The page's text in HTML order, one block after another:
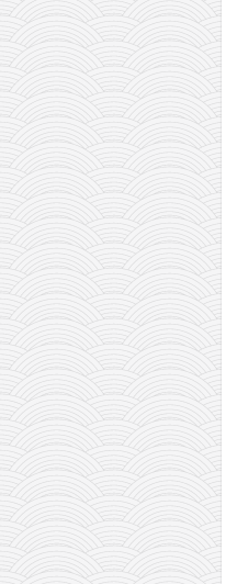
termini treninga
moja priča
moja priča
fotke
kontakt